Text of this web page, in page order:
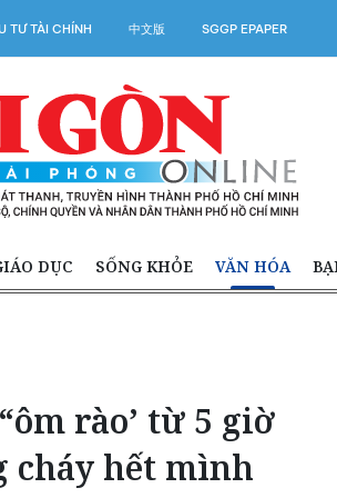
TƯ TÀI CHÍNH 中文版 SGGP EPAPER
DỤC SỐNG KHỎE VĂN HÓA
rào’ từ 5 giờ
cháy hết mình